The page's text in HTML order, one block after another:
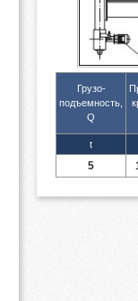
Грузо-
подъемность,
Q
t
5